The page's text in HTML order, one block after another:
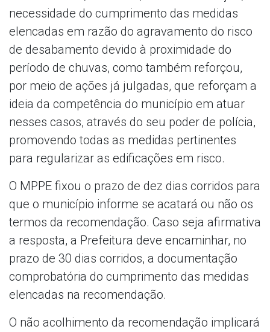
necessidade do cumprimento das medidas
elencadas em razão do agravamento do risco
de desabamento devido à proximidade do
período de chuvas, como também reforçou,
por meio de ações já julgadas, que reforçam a
ideia da competência do município em atuar
nesses casos, através do seu poder de polícia,
promovendo todas as medidas pertinentes
para regularizar as edificações em risco.
O MPPE fixou o prazo de dez dias corridos para
que o município informe se acatará ou não os
termos da recomendação. Caso seja afirmativa
a resposta, a Prefeitura deve encaminhar, no
prazo de 30 dias corridos, a documentação
comprobatória do cumprimento das medidas
elencadas na recomendação.
O não acolhimento da recomendação implicará